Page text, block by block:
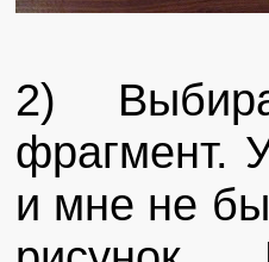
2)
фрагмент.
и мне не